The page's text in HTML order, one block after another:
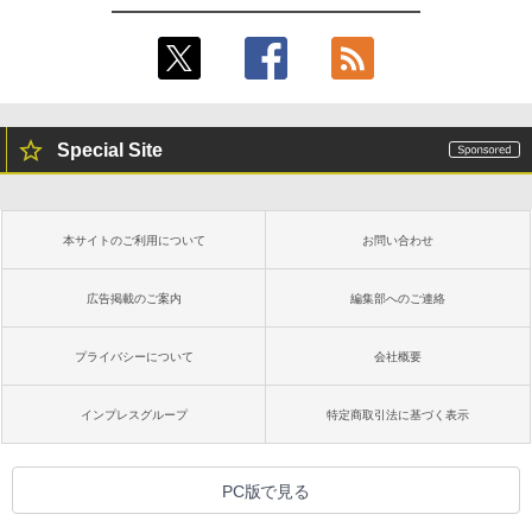
Special Site
本サイトのご利用について お問い合わせ
広告掲載のご案内 編集部へのご連絡
プライバシーについて 会社概要
インプレスグループ 特定商取引法に基づく表示
PC版で見る